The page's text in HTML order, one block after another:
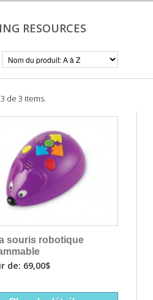
RESOURCES
de 3 items.
souris robotique
de: 69,00$